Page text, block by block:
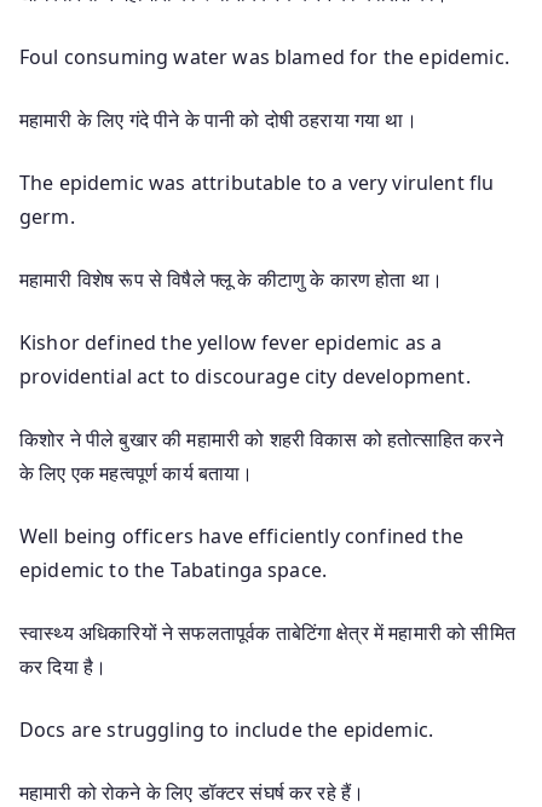
Foul consuming water was blamed for the epidemic.
महामारी के लिए गंदे पीने के पानी को दोषी ठहराया गया था।
The epidemic was attributable to a very virulent flu
germ.
महामारी विशेष रूप से विषैले फ्लू के कीटाणु के कारण होता था।
Kishor defined the yellow fever epidemic as a
providential act to discourage city development.
किशोर ने पीले बुखार की महामारी को शहरी विकास को हतोत्साहित करने
के लिए एक महत्वपूर्ण कार्य बताया।
Well being officers have efficiently confined the
epidemic to the Tabatinga space.
स्वास्थ्य अधिकारियों ने सफलतापूर्वक ताबेटिंगा क्षेत्र में महामारी को सीमित
कर दिया है।
Docs are struggling to include the epidemic.
महामारी को रोकने के लिए डॉक्टर संघर्ष कर रहे हैं।